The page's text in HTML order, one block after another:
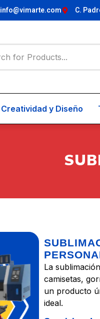
info@vimarte.com C.
Creatividad y Diseño
La
camisetas,
un producto
ideal.